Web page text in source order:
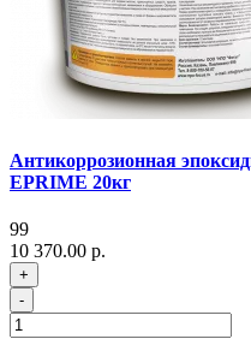
Антикоррозионная
EPRIME 20кг
99
10 370.00 р.
+
-